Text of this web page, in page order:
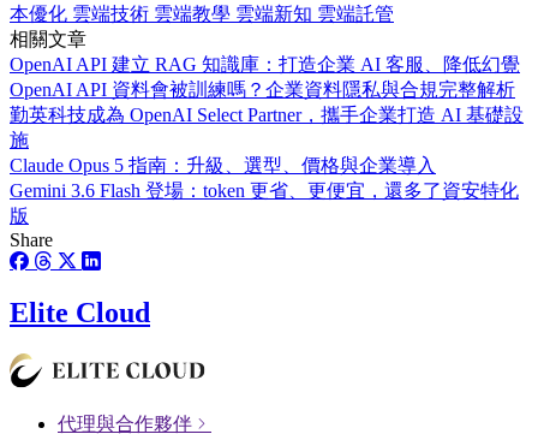
本優化 雲端技術 雲端教學 雲端新知 雲端託管
相關文章
OpenAI API 建立 RAG 知識庫：打造企業 AI 客服、降低幻覺
OpenAI API 資料會被訓練嗎？企業資料隱私與合規完整解析
勤英科技成為 OpenAI Select Partner，攜手企業打造 AI 基礎設
施
Claude Opus 5 指南：升級、選型、價格與企業導入
Gemini 3.6 Flash 登場：token 更省、更便宜，還多了資安特化
版
Share
Elite Cloud
代理與合作夥伴